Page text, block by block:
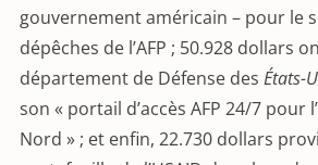
gouvernement américain – pour le
dépêches de l’AFP ; 50.928 dollars
département de Défense des États-
son « portail d’accès AFP 24/7 pour
Nord » ; et enfin, 22.730 dollars